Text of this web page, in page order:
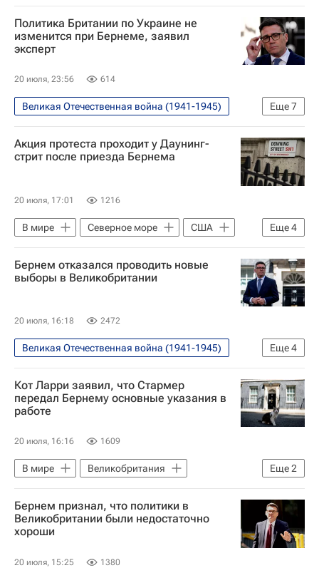
В мире
Белоруссия Минск
Политика Британии по Украине не
изменится при Бернеме, заявил
эксперт
20 июля, 23:56 614
Еще7
Великая Отечественная война (1941-1945)
В мире
Ирак
Россия
Украина
Энди Бернем
Акция протеста проходит у Даунинг-
стрит после приезда Бернема
20 июля, 17:01 1216
Еще4
В мире Северное море
США
Энди Бернем
Кир Стармер
Дональд Трамп
Евросоюз
Бернем отказался проводить новые
выборы в Великобритании
20 июля, 16:18 2472
Еще4
Великая Отечественная война (1941-1945)
В мире
Великобритания
Энди Бернем
Кир Стармер
Кот Ларри заявил, что Стармер
передал Бернему основные указания в
работе
20 июля, 16:16 1609
Еще2
В мире
Великобритания
Кир Стармер
Энди Бернем
Бернем признал, что политики в
Великобритании были недостаточно
хороши
20 июля, 15:25 1380